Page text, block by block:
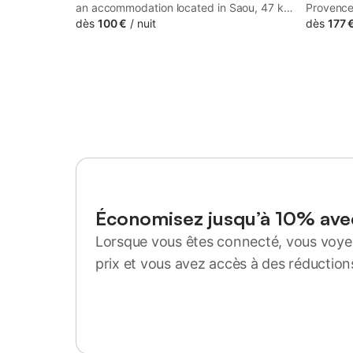
an accommodation located in Saou, 47 km
from Valence Parc Expo and 26 km from
dès 100 € / nuit
Une
en bio-
dès 177
Économisez jusqu’à 10%
Lorsque vous êtes connecté, vous
prix et vous avez accès à des